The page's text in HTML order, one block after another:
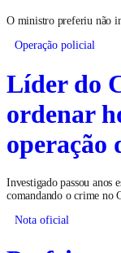
O ministro preferiu não
Operação policial
Líder do
ordenar
operação
Investigado passou anos
comandando o crime no
Nota oficial